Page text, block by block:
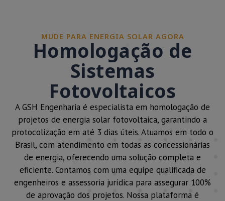
MUDE PARA ENERGIA SOLAR AGORA
Homologação de
Sistemas
Fotovoltaicos
A GSH Engenharia é especialista em homologação de
projetos de energia solar fotovoltaica, garantindo a
protocolização em até 3 dias úteis. Atuamos em todo o
Brasil, com atendimento em todas as concessionárias
de energia, oferecendo uma solução completa e
eficiente. Contamos com uma equipe qualificada de
engenheiros e assessoria jurídica para assegurar 100%
de aprovação dos projetos. Nossa plataforma é